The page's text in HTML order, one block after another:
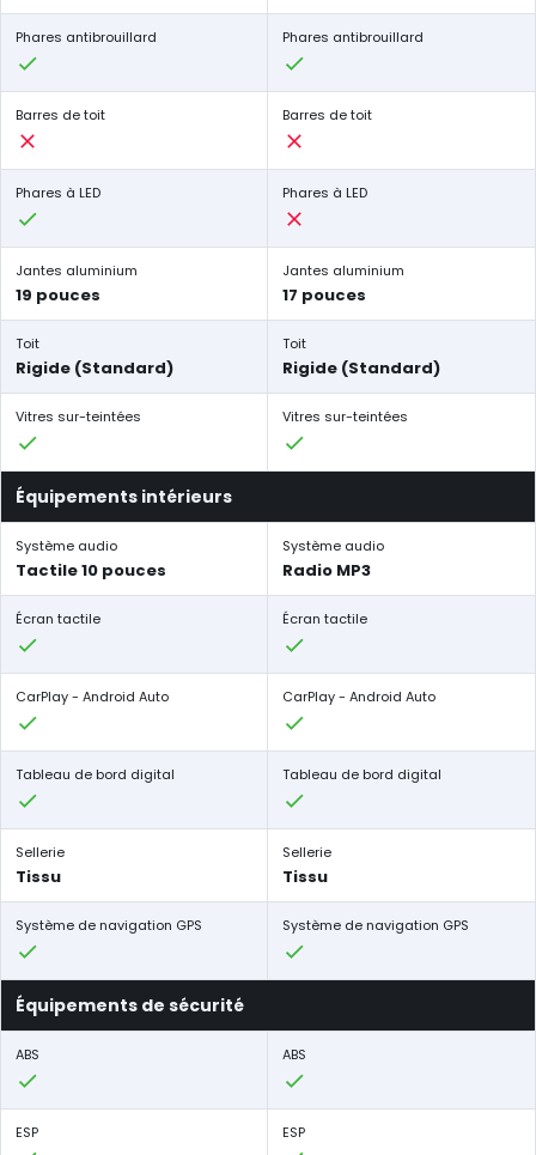
Phares antibrouillard Phares antibrouillard
Barres de toit Barres de toit
Phares à LED Phares à LED
Jantes aluminium
19 pouces
Jantes aluminium
17 pouces
Toit
Rigide (Standard)
Toit
Rigide (Standard)
Vitres sur-teintées Vitres sur-teintées
Équipements intérieurs
Système audio
Tactile 10 pouces
Système audio
Radio MP3
Écran tactile Écran tactile
CarPlay - Android Auto CarPlay - Android Auto
Tableau de bord digital Tableau de bord digital
Sellerie
Tissu
Sellerie
Tissu
Système de navigation GPS Système de navigation GPS
Équipements de sécurité
ABS ABS
ESP ESP